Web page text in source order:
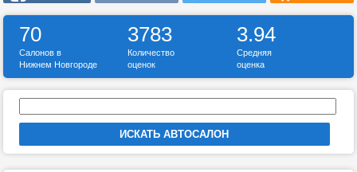
70 3783 3.94
Салонов в
Нижнем Новгороде
Количество
оценок
Средняя
оценка